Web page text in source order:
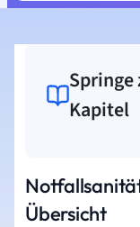
Kapitel
Übersicht